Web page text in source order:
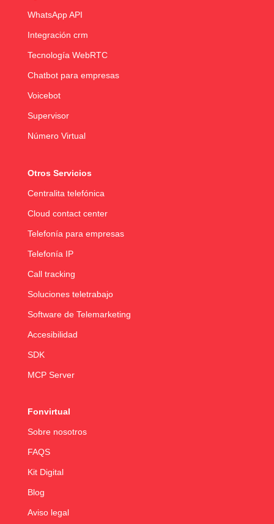
WhatsApp API
Integración crm
Tecnología WebRTC
Chatbot para empresas
Voicebot
Supervisor
Número Virtual
Otros Servicios
Centralita telefónica
Cloud contact center
Telefonía para empresas
Telefonía IP
Call tracking
Soluciones teletrabajo
Software de Telemarketing
Accesibilidad
SDK
MCP Server
Fonvirtual
Sobre nosotros
FAQS
Kit Digital
Blog
Aviso legal